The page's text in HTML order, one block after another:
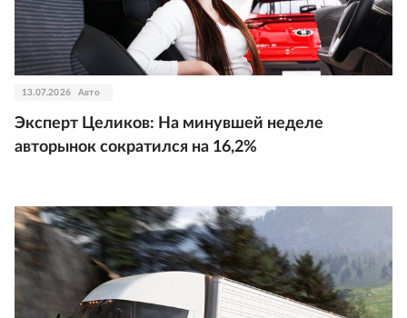
13.07.2026 Авто
Эксперт Целиков: На минувшей неделе
авторынок сократился на 16,2%